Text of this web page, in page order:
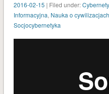
2016-02-15 | Filed under:
Informacyjna, Nauka o cywilizacjach
Socjocybernetyka